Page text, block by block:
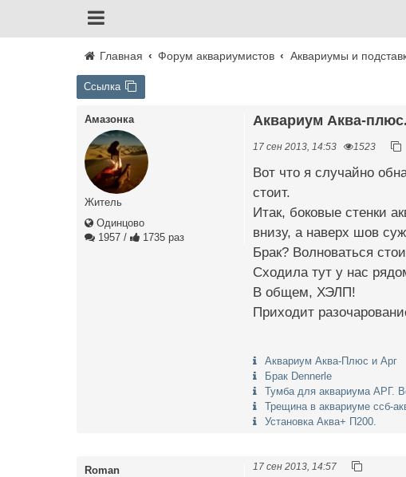
Главная Форум аквариумистов Аквариумы и
Ссылка
Амазонка
Житель
Одинцово
1957 / 1735 раз
Аквариум Аква-
17 сен 2013, 14:53 1523
Вот что я случайно
стоит.
Итак, боковые стенки
внизу, а наверх шов
Брак? Волноваться
Сходила тут у нас
В общем, ХЭЛП!
Приходит
Аквариум Аква-Плюс и Арг
Брак Dennerle
Тумба для аквариума АРГ.
Трещина в аквариуме ссб-
Установка Аква+ П200.
Roman 17 сен 2013, 14:57